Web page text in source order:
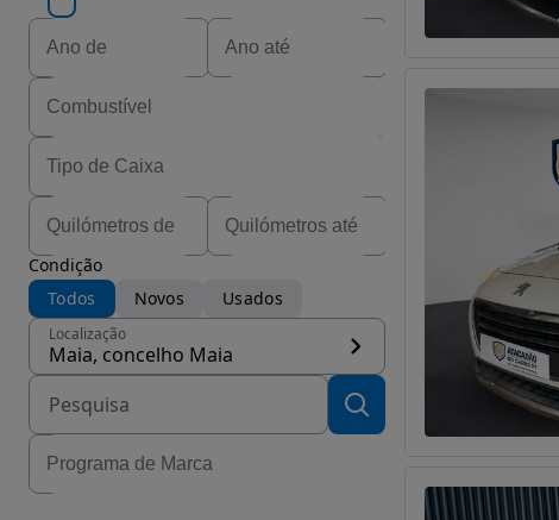
Condição
Todos
Novos Usados
Localização
Maia, concelho Maia